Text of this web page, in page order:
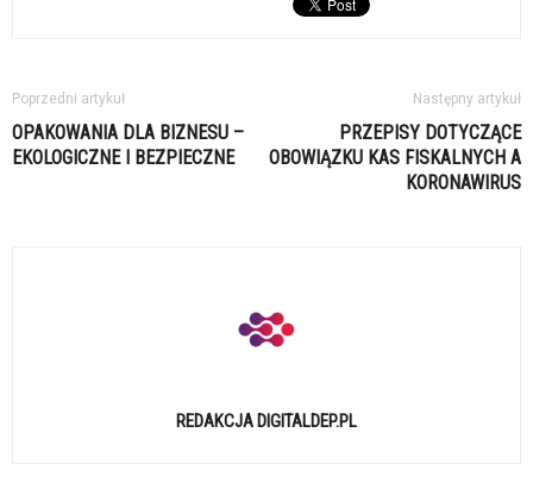
Poprzedni artykuł
OPAKOWANIA DLA BIZNESU –
EKOLOGICZNE I BEZPIECZNE
Następny artykuł
PRZEPISY DOTYCZĄCE
OBOWIĄZKU KAS FISKALNYCH A
KORONAWIRUS
REDAKCJA DIGITALDEP.PL